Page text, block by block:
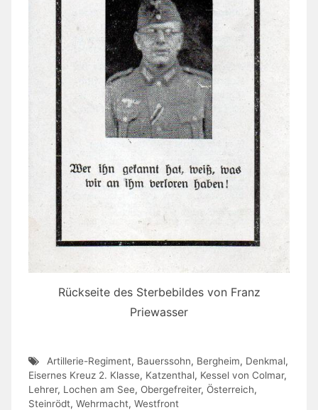
Rückseite des Sterbebildes von Franz
Priewasser
Artillerie-Regiment, Bauerssohn, Bergheim, Denkmal,
Eisernes Kreuz 2. Klasse, Katzenthal, Kessel von Colmar,
Lehrer, Lochen am See, Obergefreiter, Österreich,
Steinrödt, Wehrmacht, Westfront